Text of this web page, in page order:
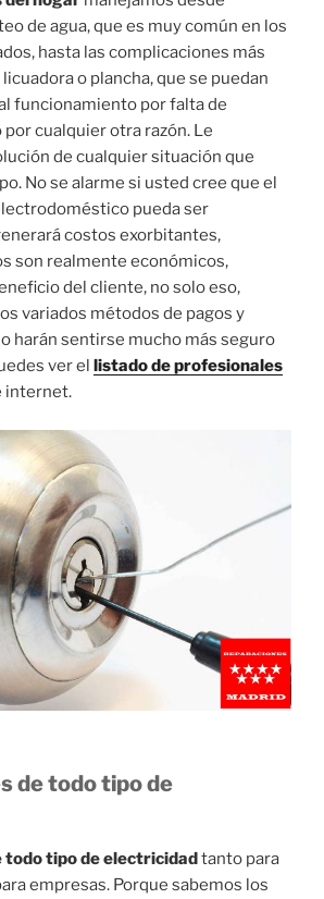
de agua, que es muy común en los
hasta las complicaciones más
o plancha, que se puedan
funcionamiento por falta de
cualquier otra razón. Le
de cualquier situación que
No se alarme si usted cree que el
pueda ser
costos exorbitantes,
son realmente económicos,
del cliente, no solo eso,
variados métodos de pagos y
harán sentirse mucho más seguro
ver el listado de profesionales
internet.
de todo tipo de
todo tipo de electricidadtanto para
empresas. Porque sabemos los